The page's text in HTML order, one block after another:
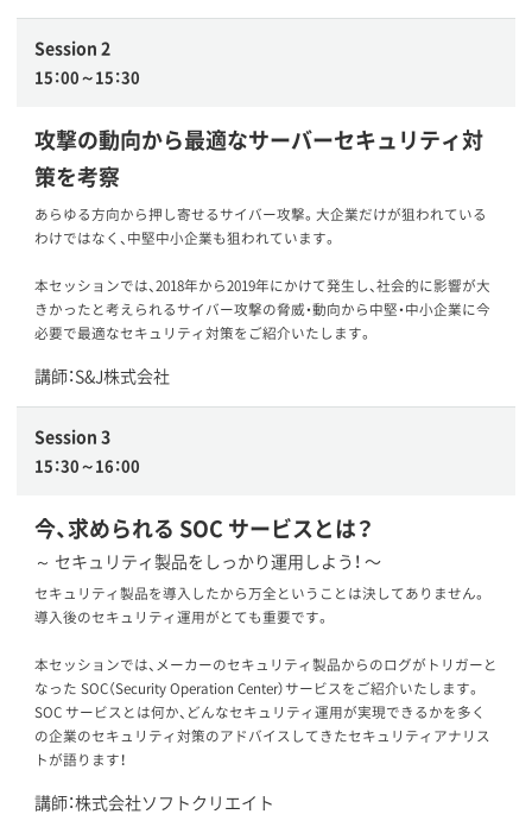
Session 2
15：00～15：30
攻撃の動向から最適なサーバーセキュリティ対
策を考察
あらゆる方向から押し寄せるサイバー攻撃。大企業だけが狙われている
わけではなく、中堅中小企業も狙われています。
本セッションでは、2018年から2019年にかけて発生し、社会的に影響が大
きかったと考えられるサイバー攻撃の脅威・動向から中堅・中小企業に今
必要で最適なセキュリティ対策をご紹介いたします。
講師：S&J株式会社
Session 3
15：30～16：00
今、求められる SOC サービスとは？
～ セキュリティ製品をしっかり運用しよう！ 〜
セキュリティ製品を導入したから万全ということは決してありません。
導入後のセキュリティ運用がとても重要です。
本セッションでは、メーカーのセキュリティ製品からのログがトリガーと
なった SOC（Security Operation Center）サービスをご紹介いたします。
SOC サービスとは何か、どんなセキュリティ運用が実現できるかを多く
の企業のセキュリティ対策のアドバイスしてきたセキュリティアナリス
トが語ります！
講師：株式会社ソフトクリエイト